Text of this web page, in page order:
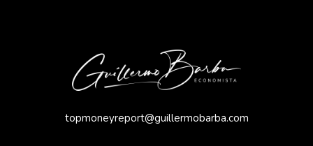
topmoneyreport@guillermobarba.com